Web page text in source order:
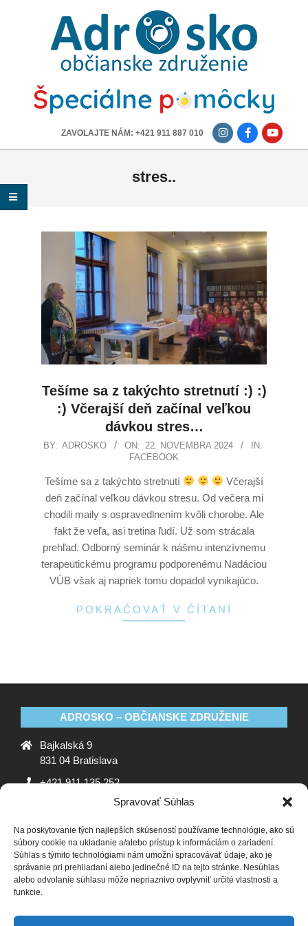
Spravovať Súhlas
Na poskytovanie tých najlepších skúseností používame technológie, ako sú
súbory cookie na ukladanie a/alebo prístup k informáciám o zariadení.
Súhlas s týmito technológiami nám umožní spracovávať údaje, ako je
správanie pri prehliadaní alebo jedinečné ID na tejto stránke. Nesúhlas
alebo odvolanie súhlasu môže nepriaznivo ovplyvniť určité vlastnosti a
funkcie.
ADROSKO
OBČIANSKE
ZDRUŽENIE
ZAVOLAJTE NÁM: +421 911 887 010
stres..
Tešíme sa z takýchto stretnutí :) :)
:) Včerajší deň začínal veľkou
dávkou stres…
BY: ADROSKO ON: 22. NOVEMBRA 2024
IN:
FACEBOOK
Tešíme sa z takýchto stretnutí
Včerajší
deň začínal veľkou dávkou stresu. Od večera mi
chodili maily s ospravedlnením kvôli chorobe. Ale
fakt že veľa, asi tretina ľudí. Už som strácala
prehľad. Odborný seminár k nášmu intenzívnemu
terapeutickému programu podporenému Nadáciou
VÚB však aj napriek tomu dopadol vynikajúco.
POKRAČOVAŤ V ČÍTANÍ
ADROSKO – OBČIANSKE ZDRUŽENIE
Bajkalská 9
831 04 Bratislava
+421 911 135 252
ADROSKO
Stanovy OZ Ochrana osobných údajov
Zásady
používania súborov cookie (EÚ)
Vyhlásenie o ochrane
osobných údajov (EU)